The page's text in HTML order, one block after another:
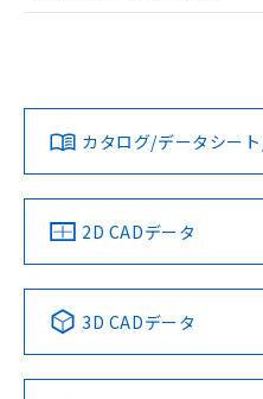
ログイ
ダウンロードデータをご利用
みください。
ソフトウェアの使用条件
EU RoHS 注意事項・凡
対応済み
中国 RoHS 注意事項・凡
Pb Hg
LR型式承認
（イギリス
船舶規格）
DNV型式承
（ノルウェ
No No
この製
その他の認証はこち
カタログ/データシー
2D CADデータ
3D CADデータ